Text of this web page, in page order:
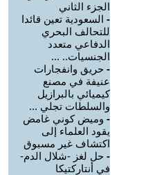
الجزء الثاني
- السعودية تعين قائدا
للتحالف البحري
الدفاعي متعدد
الجنسيات.. ...
- حريق وانفجارات
عنيفة في مصنع
كيميائي بالبرازيل
والسلطات تجلي ...
- وميض كوني غامض
يقود العلماء إلى
اكتشاف غير مسبوق
- حل لغز -شلال الدم-
في أنتاركتيكا